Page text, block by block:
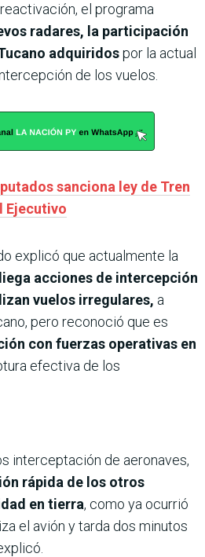
el programa
radares, la participación
adquiridospor la actual
de los vuelos.
sanciona ley de Tren
Ejecutivo
explicó que actualmente la
acciones de intercepción
vuelos irregulares, a
pero reconoció que es
con fuerzas operativas en
efectiva de los
interceptación de aeronaves,
rápida de los otros
en tierra, como ya ocurrió
el avión y tarda dos minutos